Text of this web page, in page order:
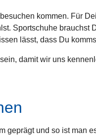
kommen. Für
Sportschuhe brauchst
lässt, dass Du
damit wir uns
geprägt und so ist man